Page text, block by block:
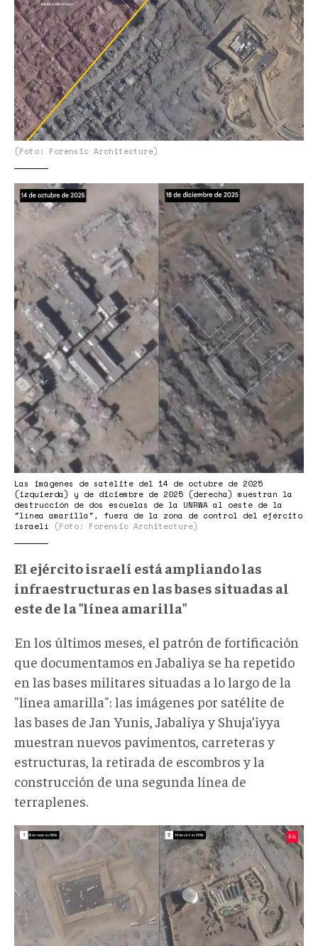
(Foto: Forensic Architecture)
ImgSat3.jpg
Las imágenes de satélite del 14 de octubre de 2025
(izquierda) y de diciembre de 2025 (derecha) muestran la
destrucción de dos escuelas de la UNRWA al oeste de la
"línea amarilla", fuera de la zona de control del ejército
israelí
(Foto: Forensic Architecture)
El ejército israelí está ampliando las
infraestructuras en las bases situadas al
este de la "línea amarilla"
En los últimos meses, el patrón de fortificación
que documentamos en Jabaliya se ha repetido
en las bases militares situadas a lo largo de la
"línea amarilla": las imágenes por satélite de
las bases de Jan Yunis, Jabaliya y Shuja’iyya
muestran nuevos pavimentos, carreteras y
estructuras, la retirada de escombros y la
construcción de una segunda línea de
terraplenes.
ImgSat4.jpg